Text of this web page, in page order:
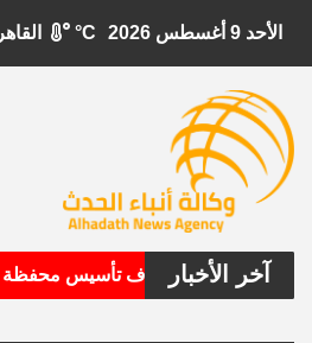
الأحد 9 أغسطس 2026 °C
آخر الأخبار
الأمريكية تستهدف تأسيس محفظة